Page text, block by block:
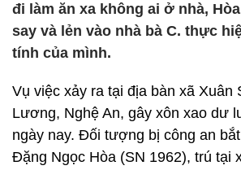
đi làm ăn xa không ai ở nhà,
say và lẻn vào nhà bà C. thực
tính của mình.
Vụ việc xảy ra tại địa bàn xã Xuân
Lương, Nghệ An, gây xôn xao dư
ngày nay. Đối tượng bị công an
Đặng Ngọc Hòa (SN 1962), trú tại